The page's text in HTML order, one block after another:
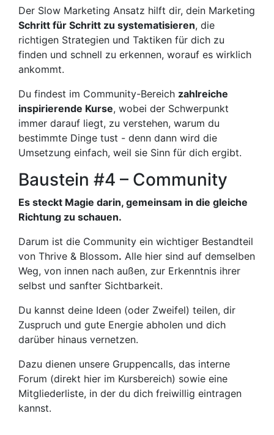
Der Slow Marketing Ansatz hilft dir, dein Marketing
Schritt für Schritt zu systematisieren, die
richtigen Strategien und Taktiken für dich zu
finden und schnell zu erkennen, worauf es wirklich
ankommt.
Du findest im Community-Bereich zahlreiche
inspirierende Kurse, wobei der Schwerpunkt
immer darauf liegt, zu verstehen, warum du
bestimmte Dinge tust - denn dann wird die
Umsetzung einfach, weil sie Sinn für dich ergibt.
Baustein #4 – Community
Es steckt Magie darin, gemeinsam in die gleiche
Richtung zu schauen.
Darum ist die Community ein wichtiger Bestandteil
von Thrive & Blossom. Alle hier sind auf demselben
Weg, von innen nach außen, zur Erkenntnis ihrer
selbst und sanfter Sichtbarkeit.
Du kannst deine Ideen (oder Zweifel) teilen, dir
Zuspruch und gute Energie abholen und dich
darüber hinaus vernetzen.
Dazu dienen unsere Gruppencalls, das interne
Forum (direkt hier im Kursbereich) sowie eine
Mitgliederliste, in der du dich freiwillig eintragen
kannst.